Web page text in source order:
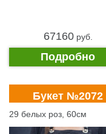
67160pуб.
Подробно
Букет №2072
29 белых роз, 60см